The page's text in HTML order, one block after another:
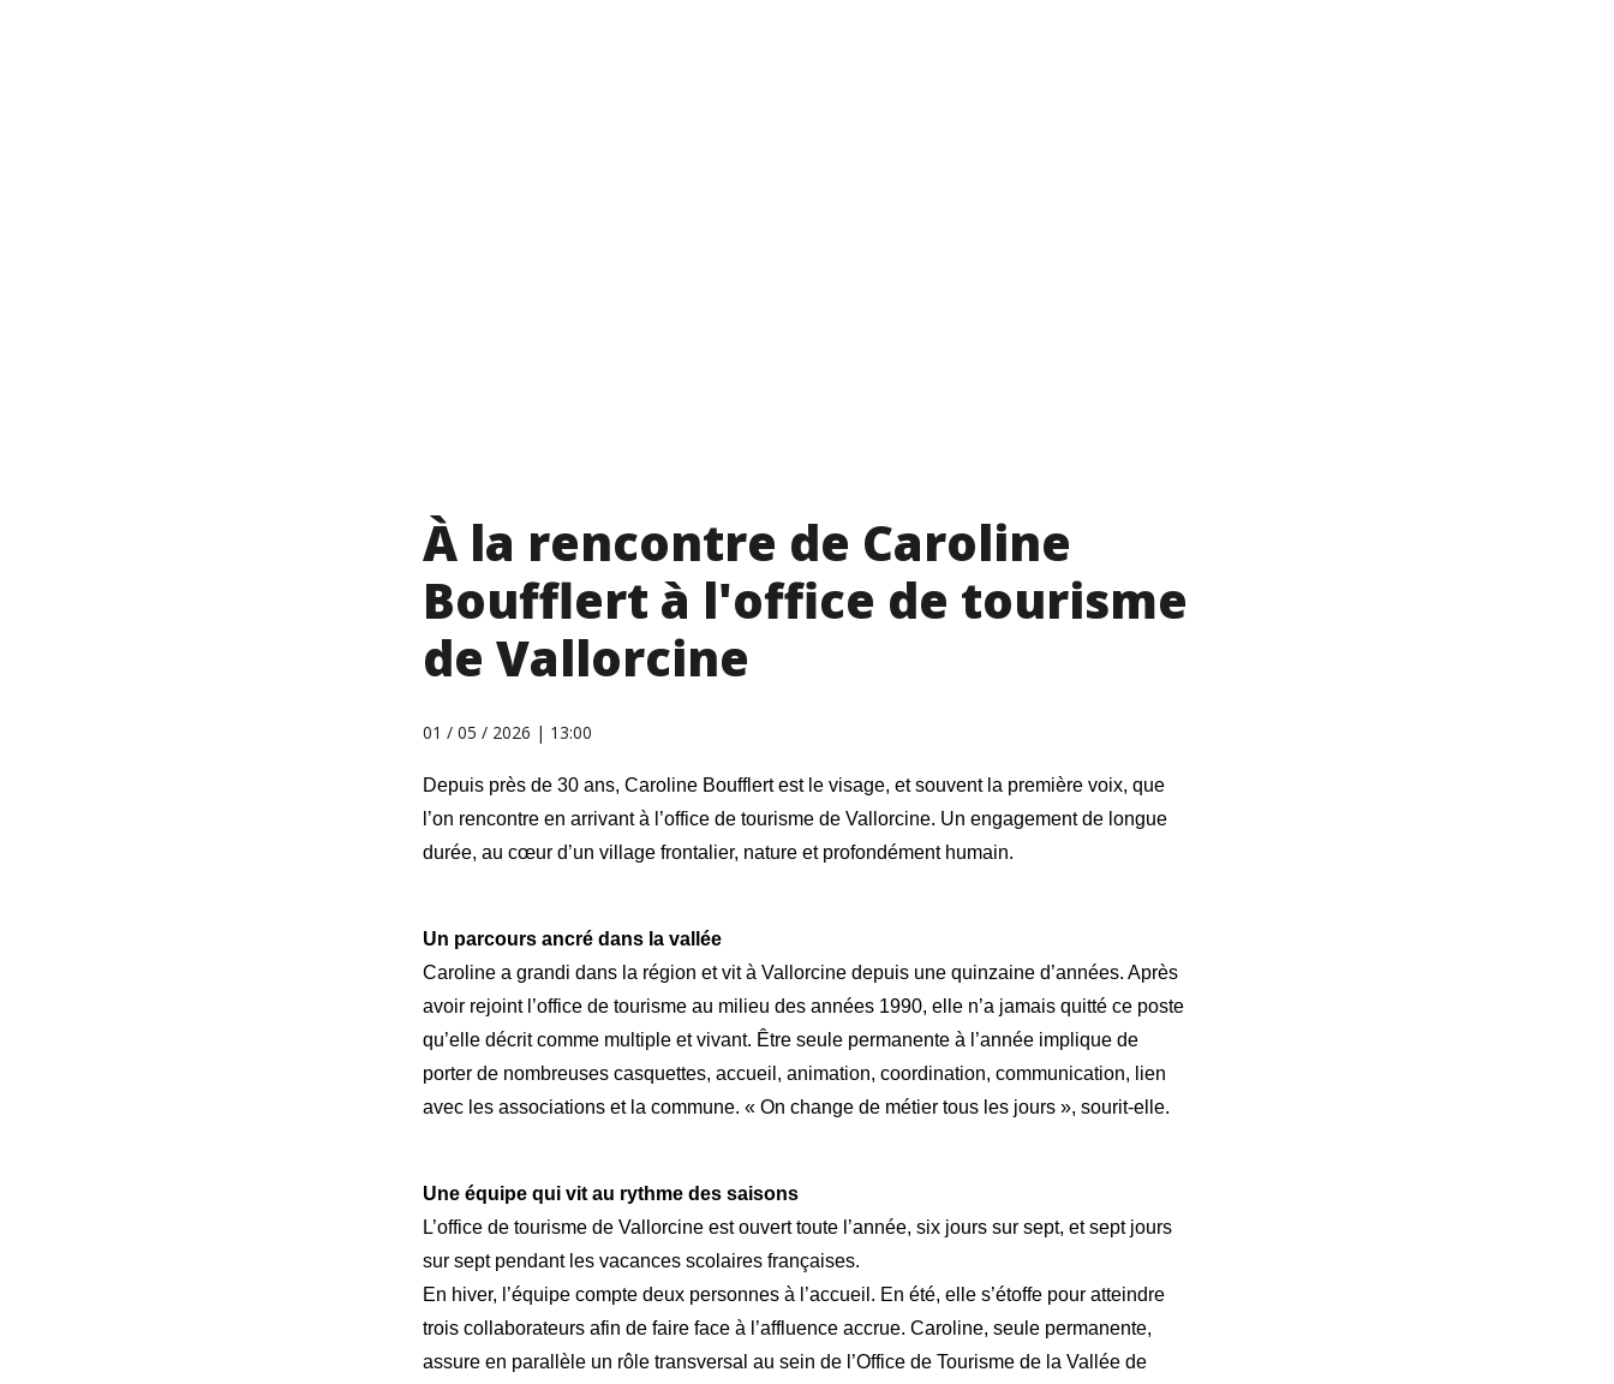
À la rencontre de Caroline
Boufflert à l'office de tourisme
de Vallorcine
01 / 05 / 2026 | 13:00
Depuis près de 30 ans, Caroline Boufflert est le visage, et souvent la première voix, que
l’on rencontre en arrivant à l’office de tourisme de Vallorcine. Un engagement de longue
durée, au cœur d’un village frontalier, nature et profondément humain.
Un parcours ancré dans la vallée
Caroline a grandi dans la région et vit à Vallorcine depuis une quinzaine d’années. Après
avoir rejoint l’office de tourisme au milieu des années 1990, elle n’a jamais quitté ce poste
qu’elle décrit comme multiple et vivant. Être seule permanente à l’année implique de
porter de nombreuses casquettes, accueil, animation, coordination, communication, lien
avec les associations et la commune. « On change de métier tous les jours », sourit-elle.
Une équipe qui vit au rythme des saisons
L’office de tourisme de Vallorcine est ouvert toute l’année, six jours sur sept, et sept jours
sur sept pendant les vacances scolaires françaises.
En hiver, l’équipe compte deux personnes à l’accueil. En été, elle s’étoffe pour atteindre
trois collaborateurs afin de faire face à l’affluence accrue. Caroline, seule permanente,
assure en parallèle un rôle transversal au sein de l’Office de Tourisme de la Vallée de